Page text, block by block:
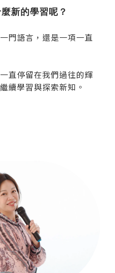
新的學習呢？
門語言，還是一項一直
直停留在我們過往的輝
續學習與探索新知。